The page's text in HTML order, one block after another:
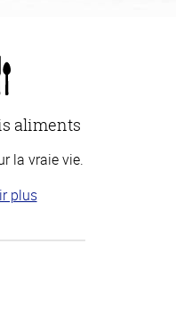
aliments
la vraie vie.
plus